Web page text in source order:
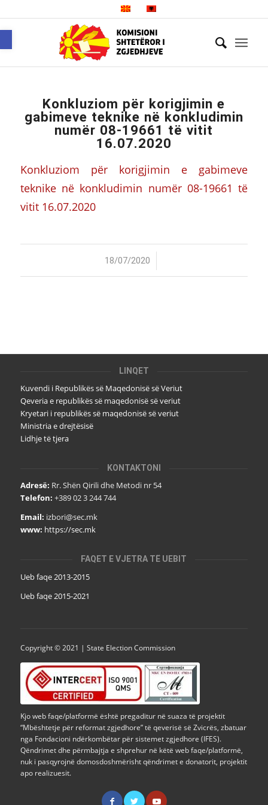
Konkluziom për korigjimin e
gabimeve teknike në konkludimin
numër 08-19661 të vitit
16.07.2020
Konkluziom për korigjimin e gabimeve
teknike në konkludimin numër 08-19661 të
vitit 16.07.2020
18/07/2020
/
LINQET
Kuvendi i Republikës së Maqedonisë së Veriut
Qeveria e republikës së maqedonisë së veriut
Kryetari i republikës së maqedonisë së veriut
Ministria e drejtësisë
Lidhje të tjera
KONTAKTONI
Adresë: Rr. Shën Qirili dhe Metodi nr 54
Telefon: +389 02 3 244 744
Email: izbori@sec.mk
www: https://sec.mk
FAQET E VJETRA TË UEBIT
Ueb faqe 2013-2015
Ueb faqe 2015-2021
Copyright © 2021 | State Election Commission
Kjo web faqe/platformë është pregaditur në suaza të projektit
“Mbështetje për reformat zgjedhore” të qeverisë së Zvicrës, zbatuar
nga Fondacioni ndërkombëtar për sistemet zgjedhore (IFES).
Qëndrimet dhe përmbajtja e shprehur në këtë web faqe/platformë,
nuk i pasqyrojnë domosdoshmërisht qëndrimet e donatorit, projektit
apo realizuesit.
Open toolbar